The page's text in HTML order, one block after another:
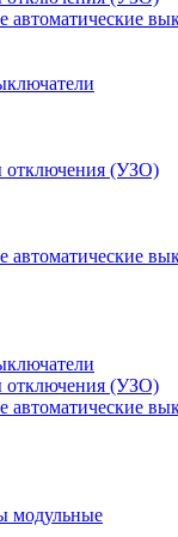
отключения (УЗО)
отключения (УЗО)
модульные